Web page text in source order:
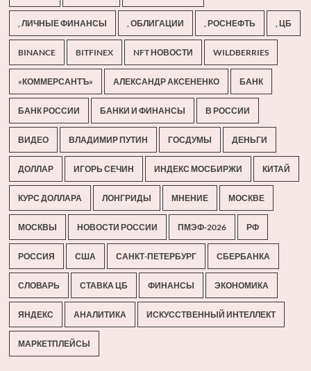
, ЛИЧНЫЕ ФИНАНСЫ , ОБЛИГАЦИИ , РОСНЕФТЬ , ЦБ
BINANCE BITFINEX NFT НОВОСТИ WILDBERRIES
«КОММЕРСАНТЪ» АЛЕКСАНДР АКСЕНЕНКО БАНК
БАНК РОССИИ БАНКИ И ФИНАНСЫ В РОССИИ
ВИДЕО ВЛАДИМИР ПУТИН ГОСДУМЫ ДЕНЬГИ
ДОЛЛАР ИГОРЬ СЕЧИН ИНДЕКС МОСБИРЖИ КИТАЙ
КУРС ДОЛЛАРА ЛОНГРИДЫ МНЕНИЕ МОСКВЕ
МОСКВЫ НОВОСТИ РОССИИ ПМЭФ-2026 РФ
РОССИЯ США САНКТ-ПЕТЕРБУРГ СБЕРБАНКА
СЛОВАРЬ СТАВКА ЦБ ФИНАНСЫ ЭКОНОМИКА
ЯНДЕКС АНАЛИТИКА ИСКУССТВЕННЫЙ ИНТЕЛЛЕКТ
МАРКЕТПЛЕЙСЫ